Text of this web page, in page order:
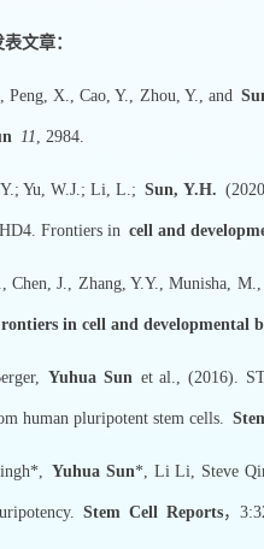
文章：
X., Cao, Y., Zhou, Y., and
11, 2984.
Yu, W.J.; Li, L.;Sun, Y.H.
Frontiers in cell and
J., Zhang, Y.Y., Munisha, M.,
in cell and developmental
Yuhua Sunet al., (2016).
human pluripotent stem cells.
Yuhua Sun*, Li Li, Steve
Stem Cell Reports，